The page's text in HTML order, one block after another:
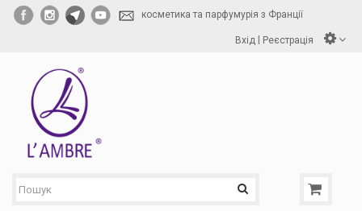
косметика та парфумурія з Франції
Вхід Реєстрація